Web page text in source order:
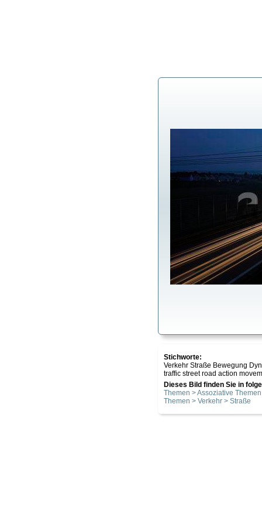
Stichworte:
Verkehr Straße Bewegung
traffic street road action
Dieses Bild finden Sie in
Themen > Assoziative
Themen > Verkehr > Straße